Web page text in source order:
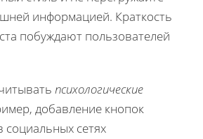
информацией. Краткость
побуждают пользователей
психологические
добавление кнопок
социальных сетях